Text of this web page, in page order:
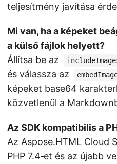
teljesítmény javítása
Mi van, ha a képeket
a külső fájlok helyett?
Állítsa be az
és válassza az
képeket base64
közvetlenül a
Az SDK kompatibilis a
Az Aspose.HTML Cloud
PHP 7.4‑et és az újabb